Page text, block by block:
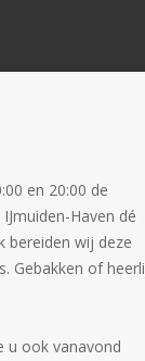
en 20:00 de
Haven dé
bereiden wij deze
Gebakken of
u ook vanavond